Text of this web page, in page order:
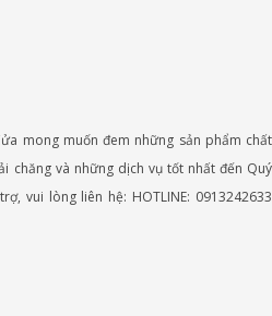
mong muốn đem những sản phẩm chất
chăng và những dịch vụ tốt nhất đến Quý
vui lòng liên hệ: HOTLINE: 0913242633